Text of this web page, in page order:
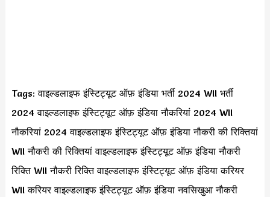
Tags: वाइल्डलाइफ इंस्टिट्यूट ऑफ़ इंडिया भर्ती 2024 WII भर्ती
2024 वाइल्डलाइफ इंस्टिट्यूट ऑफ़ इंडिया नौकरियां 2024 WII
नौकरियां 2024 वाइल्डलाइफ इंस्टिट्यूट ऑफ़ इंडिया नौकरी की रिक्तियां
WII नौकरी की रिक्तियां वाइल्डलाइफ इंस्टिट्यूट ऑफ़ इंडिया नौकरी
रिक्ति WII नौकरी रिक्ति वाइल्डलाइफ इंस्टिट्यूट ऑफ़ इंडिया करियर
WII करियर वाइल्डलाइफ इंस्टिट्यूट ऑफ़ इंडिया नवसिखुआ नौकरी